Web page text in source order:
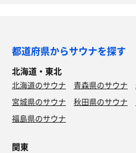
都道府県からサウナを探す
北海道・東北
北海道のサウナ 青森県のサウナ
宮城県のサウナ
秋田県のサウナ
福島県のサウナ
関東